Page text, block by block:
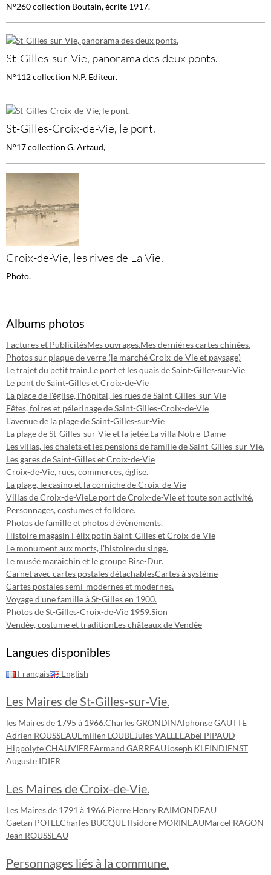
N°260 collection Boutain, écrite 1917.
St-Gilles-sur-Vie, panorama des deux ponts.
N°112 collection N.P. Editeur.
St-Gilles-Croix-de-Vie, le pont.
N°17 collection G. Artaud,
Croix-de-Vie, les rives de La Vie.
Photo.
Albums photos
Factures et PublicitésMes ouvrages.Mes dernières cartes chinées.
Photos sur plaque de verre (le marché Croix-de-Vie et paysage)
Le trajet du petit train.Le port et les quais de Saint-Gilles-sur-Vie
Le pont de Saint-Gilles et Croix-de-Vie
La place de l'église, l'hôpital, les rues de Saint-Gilles-sur-Vie
Fêtes, foires et pélerinage de Saint-Gilles-Croix-de-Vie
L'avenue de la plage de Saint-Gilles-sur-Vie
La plage de St-Gilles-sur-Vie et la jetée.La villa Notre-Dame
Les villas, les chalets et les pensions de famille de Saint-Gilles-sur-Vie.
Les gares de Saint-Gilles et Croix-de-Vie
Croix-de-Vie, rues, commerces, église.
La plage, le casino et la corniche de Croix-de-Vie
Villas de Croix-de-VieLe port de Croix-de-Vie et toute son activité.
Personnages, costumes et folklore.
Photos de famille et photos d'évènements.
Histoire magasin Félix potin Saint-Gilles et Croix-de-Vie
Le monument aux morts, l'histoire du singe.
Le musée maraichin et le groupe Bise-Dur.
Carnet avec cartes postales détachablesCartes à système
Cartes postales semi-modernes et modernes.
Voyage d'une famille à St-Gilles en 1900.
Photos de St-Gilles-Croix-de-Vie 1959.Sion
Vendée, costume et traditionLes châteaux de Vendée
Langues disponibles
Français English
Les Maires de St-Gilles-sur-Vie.
les Maires de 1795 à 1966.Charles GRONDINAlphonse GAUTTE
Adrien ROUSSEAUEmilien LOUBEJules VALLEEAbel PIPAUD
Hippolyte CHAUVIEREArmand GARREAUJoseph KLEINDIENST
Auguste IDIER
Les Maires de Croix-de-Vie.
Les Maires de 1791 à 1966.Pierre Henry RAIMONDEAU
Gaëtan POTEL Charles BUCQUETIsidore MORINEAUMarcel RAGON
Jean ROUSSEAU
Personnages liés à la commune.